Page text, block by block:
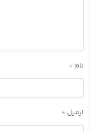
نام *
ایمیل *